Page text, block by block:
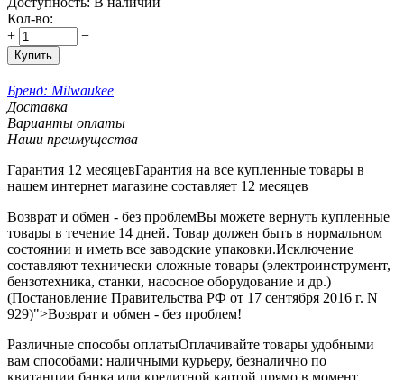
Кол-во:
+
−
Купить
Бренд: Milwaukee
Доставка
Варианты оплаты
Наши преимущества
Гарантия 12 месяцевГарантия на все купленные товары в
нашем интернет магазине составляет 12 месяцев
Возврат и обмен - без проблемВы можете вернуть купленные
товары в течение 14 дней. Товар должен быть в нормальном
состоянии и иметь все заводские упаковки.Исключение
составляют технически сложные товары (электроинструмент,
бензотехника, станки, насосное оборудование и др.)
(Постановление Правительства РФ от 17 сентября 2016 г. N
929)">Возврат и обмен - без проблем!
Различные способы оплатыОплачивайте товары удобными
вам способами: наличными курьеру, безналично по
квитанции банка или кредитной картой прямо в момент